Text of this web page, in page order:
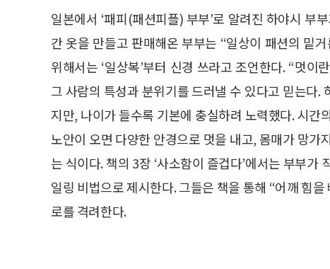
일본에서 ‘패피(패션피플) 부부’로 알려진 하야시 부
간 옷을 만들고 판매해온 부부는 “일상이 패션의 밑
위해서는 ‘일상복’부터 신경 쓰라고 조언한다. “멋
그 사람의 특성과 분위기를 드러낼 수 있다고 믿는다
지만, 나이가 들수록 기본에 충실하려 노력했다. 시간
노안이 오면 다양한 안경으로 멋을 내고, 몸매가 망
는 식이다. 책의 3장 ‘사소함이 즐겁다’에서는 부부
일링 비법으로 제시한다. 그들은 책을 통해 “어깨 힘
로를 격려한다.